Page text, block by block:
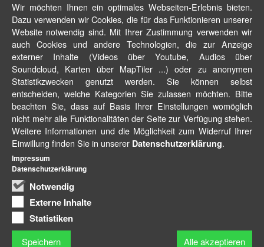
Wir möchten Ihnen ein optimales Webseiten-Erlebnis bieten.
Dazu verwenden wir Cookies, die für das Funktionieren unserer
Website notwendig sind. Mit Ihrer Zustimmung verwenden wir
auch Cookies und andere Technologien, die zur Anzeige
externer Inhalte (Videos über Youtube, Audios über
Soundcloud, Karten über MapTiler ...) oder zu anonymen
Statistikzwecken genutzt werden. Sie können selbst
entscheiden, welche Kategorien Sie zulassen möchten. Bitte
beachten Sie, dass auf Basis Ihrer Einstellungen womöglich
nicht mehr alle Funktionalitäten der Seite zur Verfügung stehen.
Weitere Informationen und die Möglichkeit zum Widerruf Ihrer
Einwillung finden Sie in unserer Datenschutzerklärung.
Notwendig
Externe Inhalte
Statistiken
Speichern Alle akzeptieren
Impressum
Datenschutzerklärung